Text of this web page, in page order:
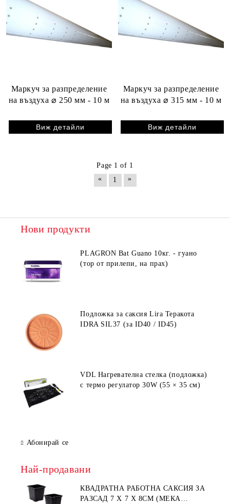
Маркуч за разпределение
на въздуха ⌀ 250 мм - 10 м
Виж детайли
Маркуч за разпределение
на въздуха ⌀ 315 мм - 10 м
Виж детайли
Page 1 of 1
«
1 »
Нови продукти
PLAGRON Bat Guano 10кг. - гуано
(тор от прилепи, на прах)
Подложка за саксия Lira Теракота
IDRA SIL37 (за ID40 / ID45)
VDL Нагревателна стелка (подложка)
с термо регулатор 30W (55 × 35 см)
Абонирай се
Най-продавани
КВАДРАТНА РАБОТНА САКСИЯ ЗА
РАЗСАД 7 X 7 X 8СМ (МЕКА